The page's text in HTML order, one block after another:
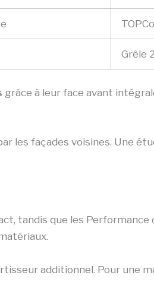
Grêle
grâce à leur face avant
les façades voisines. Une
tandis que les
additionnel. Pour une